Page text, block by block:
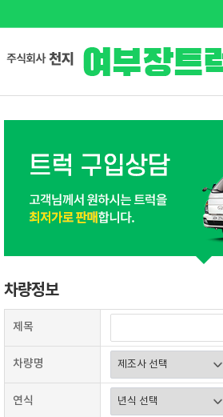
차량정보
제목
차량명
연식